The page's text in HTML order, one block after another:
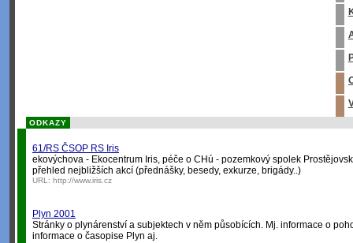
ODKAZY
61/RS ČSOP RS Iris
ekovýchova - Ekocentrum Iris, péče o CHú - pozemkový spolek
přehled nejbližších akcí (přednášky, besedy, exkurze, brigády..)
URL: http://www.iris.cz
Plyn 2001
Stránky o plynárenství a subjektech v něm působících. Mj. informace o
informace o časopise Plyn aj.